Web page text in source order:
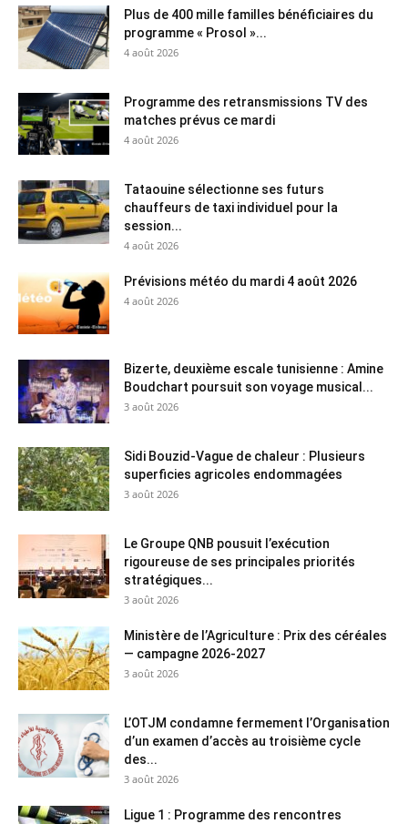
Plus de 400 mille familles bénéficiaires du
programme « Prosol »...
4 août 2026
Programme des retransmissions TV des
matches prévus ce mardi
4 août 2026
Tataouine sélectionne ses futurs
chauffeurs de taxi individuel pour la
session...
4 août 2026
Prévisions météo du mardi 4 août 2026
4 août 2026
Bizerte, deuxième escale tunisienne : Amine
Boudchart poursuit son voyage musical...
3 août 2026
Sidi Bouzid-Vague de chaleur : Plusieurs
superficies agricoles endommagées
3 août 2026
Le Groupe QNB pousuit l’exécution
rigoureuse de ses principales priorités
stratégiques...
3 août 2026
Ministère de l’Agriculture : Prix des céréales
— campagne 2026-2027
3 août 2026
L’OTJM condamne fermement l’Organisation
d’un examen d’accès au troisième cycle
des...
3 août 2026
Ligue 1 : Programme des rencontres